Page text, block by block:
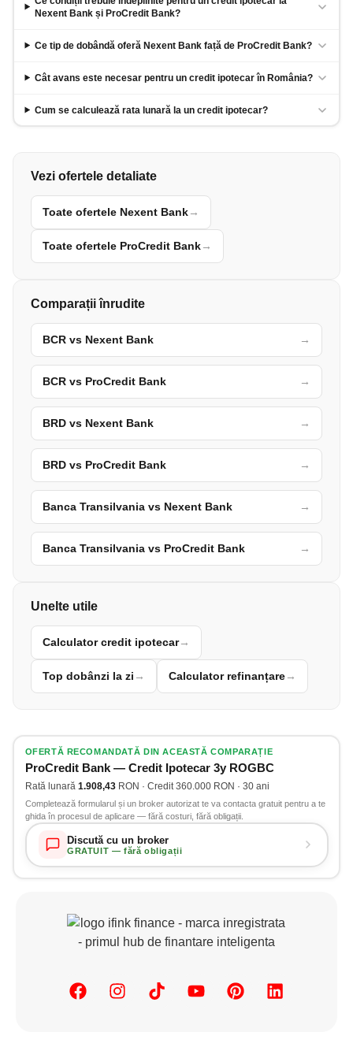
Nexent Bank și ProCredit Bank?
Ce tip de dobândă oferă Nexent Bank față de ProCredit Bank?
Cât avans este necesar pentru un credit ipotecar în România?
Cum se calculează rata lunară la un credit ipotecar?
Vezi ofertele detaliate
Toate ofertele Nexent Bank→
Toate ofertele ProCredit Bank→
Comparații înrudite
BCR vs Nexent Bank →
BCR vs ProCredit Bank →
BRD vs Nexent Bank →
BRD vs ProCredit Bank →
Banca Transilvania vs Nexent Bank →
Banca Transilvania vs ProCredit Bank →
Unelte utile
Calculator credit ipotecar→
Top dobânzi la zi → Calculator refinanțare→
OFERTĂ RECOMANDATĂ DIN ACEASTĂ COMPARAȚIE
ProCredit Bank — Credit Ipotecar 3y ROGBC
Rată lunară 1.908,43RON · Credit 360.000 RON · 30 ani
Completează formularul și un broker autorizat te va contacta gratuit pentru a te
ghida în procesul de aplicare — fără costuri, fără obligații.
Discută cu un broker
GRATUIT — fără obligații